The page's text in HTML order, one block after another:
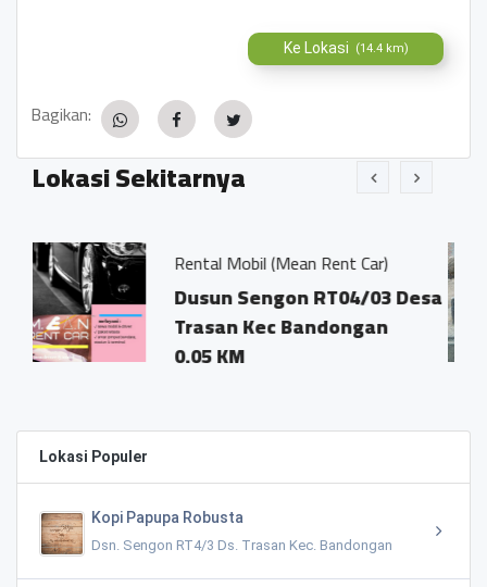
Ke Lokasi (14.4 km)
Bagikan:
Lokasi Sekitarnya
Rental Mobil (Mean Rent Car)
Dusun Sengon RT04/03 Desa
Trasan Kec Bandongan
0.05 KM
Lokasi Populer
Kopi Papupa Robusta
Dsn. Sengon RT4/3 Ds. Trasan Kec. Bandongan